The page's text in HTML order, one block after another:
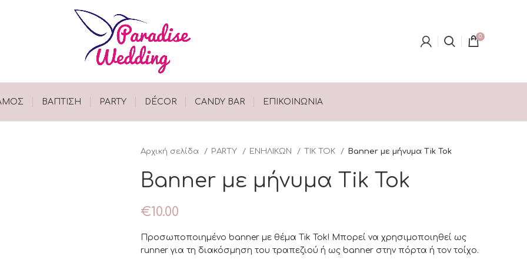
0
ΒΑΠΤΙΣΗ PARTY DÉCOR CANDY BAR ΕΠΙΚΟΙΝΩΝΊΑ
Αρχική σελίδα PARTY ΕΝΗΛΙΚΩΝ TIK TOK Banner με μήνυμα Tik Tok
Banner με μήνυμα Tik Tok
€10.00
Προσωποποιημένο banner με θέμα Tik Tok! Μπορεί να χρησιμοποιηθεί ως
runner για τη διακόσμηση του τραπεζιού ή ως banner στην πόρτα ή τον τοίχο.